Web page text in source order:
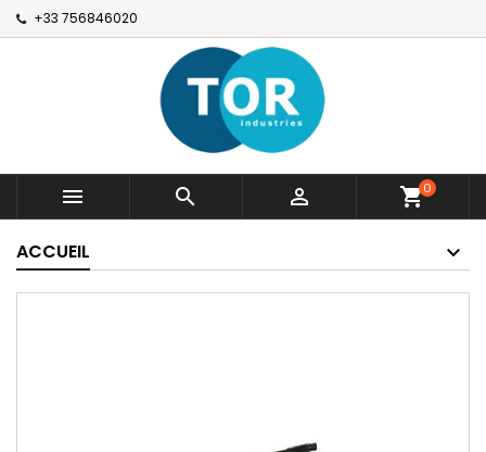
+33 756846020
   shopping_cart0
ACCUEIL